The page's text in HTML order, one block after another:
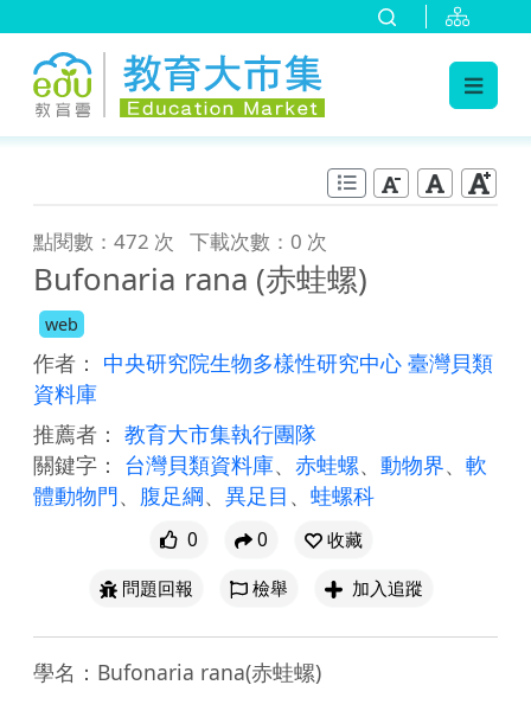
點閱數：472 次 下載次數：0 次
Bufonaria rana (赤蛙螺)
web
作者： 中央研究院生物多樣性研究中心 臺灣貝類
資料庫
推薦者： 教育大市集執行團隊
關鍵字： 台灣貝類資料庫、 赤蛙螺、 動物界、 軟
體動物門、 腹足綱、 異足目 、 蛙螺科
0 0
收藏
問題回報
檢舉 加入追蹤
學名：Bufonaria rana(赤蛙螺)